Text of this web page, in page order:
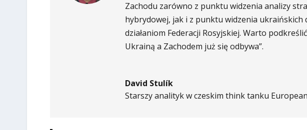
Zachodu zarówno z punktu widzenia analizy
hybrydowej, jak i z punktu widzenia ukraińskich
działaniom Federacji Rosyjskiej. Warto
Ukrainą a Zachodem już się odbywa”.
David Stulík
Starszy analityk w czeskim think tanku